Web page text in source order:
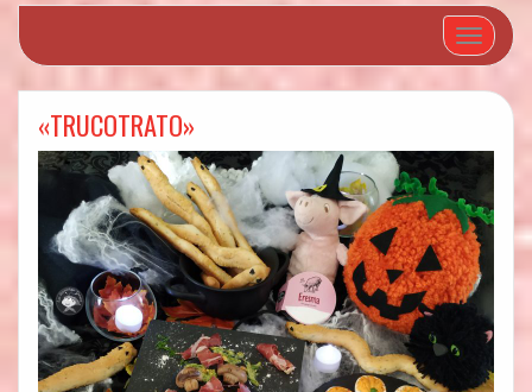
Cambiar
«TRUCOTRATO»